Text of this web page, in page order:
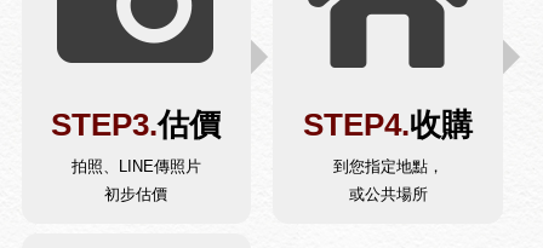
STEP3.估價
拍照、LINE傳照片
初步估價
STEP4.收購
到您指定地點，
或公共場所